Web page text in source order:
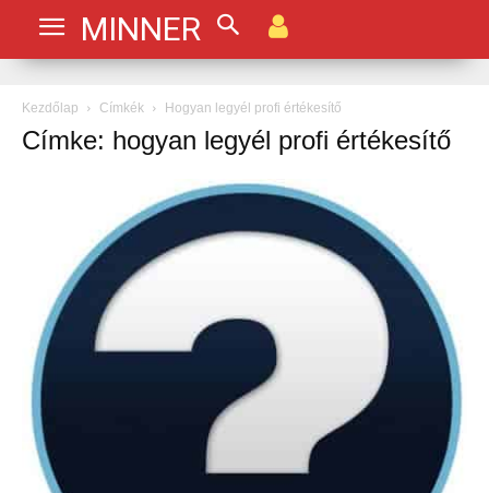
MINNER
Kezdőlap Címkék Hogyan legyél profi értékesítő
Címke: hogyan legyél profi értékesítő